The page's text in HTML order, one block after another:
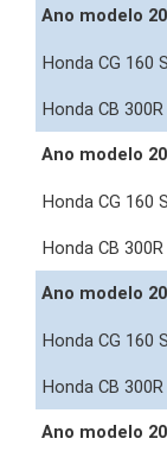
Ano modelo
Ano modelo
Ano modelo
Ano modelo